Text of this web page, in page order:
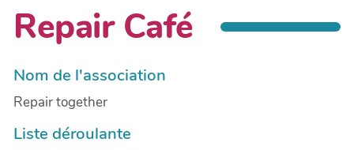
Repair Café
Nom de l'association
Repair together
Liste déroulante